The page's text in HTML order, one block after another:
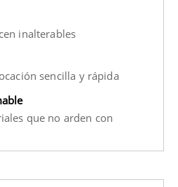
inalterables
sencilla y rápida
que no arden con